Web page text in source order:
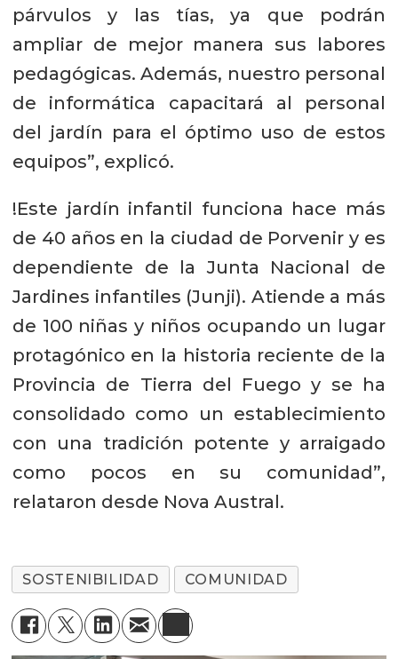
párvulos y las tías, ya que podrán
ampliar de mejor manera sus labores
pedagógicas. Además, nuestro personal
de informática capacitará al personal
del jardín para el óptimo uso de estos
equipos”, explicó.
!Este jardín infantil funciona hace más
de 40 años en la ciudad de Porvenir y es
dependiente de la Junta Nacional de
Jardines infantiles (Junji). Atiende a más
de 100 niñas y niños ocupando un lugar
protagónico en la historia reciente de la
Provincia de Tierra del Fuego y se ha
consolidado como un establecimiento
con una tradición potente y arraigado
como pocos en su comunidad”,
relataron desde Nova Austral.
SOSTENIBILIDAD COMUNIDAD